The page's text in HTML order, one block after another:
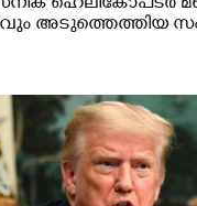
ഹെലികോപ്‌ടർ
അടുത്തെത്തിയ